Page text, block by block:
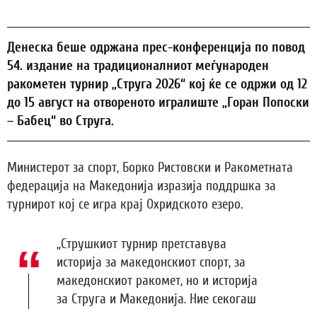
Денеска беше одржана прес-конференција по повод
54. издание на традиционалниот меѓународен
ракометен турнир „Струга 2026“ кој ќе се одржи од 12
до 15 август на отвореното игралиште „Горан Попоски
– Бабец“ во Струга.
Министерот за спорт, Борко Ристовски и Ракометната
федерација на Македонија изразија поддршка за
турнирот кој се игра крај Охридското езеро.
„Струшкиот турнир претставува
историја за македонскиот спорт, за
македонскиот ракомет, но и историја
за Струга и Македонија. Ние секогаш